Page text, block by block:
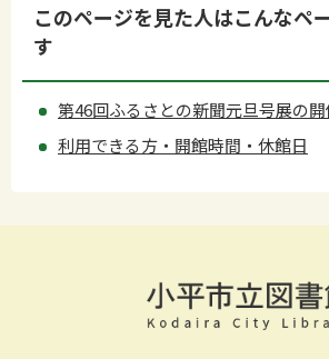
このページを見た人はこんなペ
す
第46回ふるさとの新聞元旦号展の
利用できる方・開館時間・休館日